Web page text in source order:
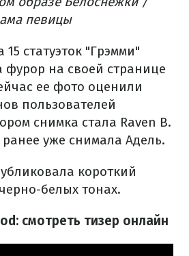
певицы
статуэток "Грэмми"
фурор на своей странице
ее фото оценили
пользователей
снимка стала Raven B.
уже снимала Адель.
короткий
белых тонах.
смотреть тизер онлайн